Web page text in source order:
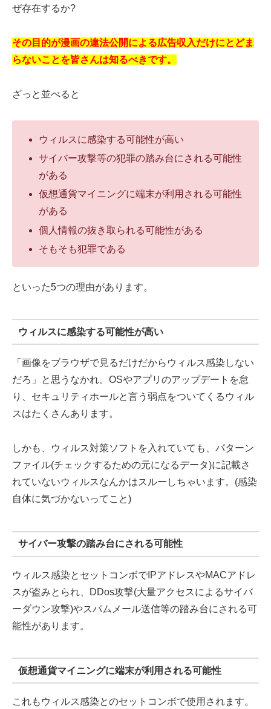
ぜ存在するか?
その目的が漫画の違法公開による広告収入だけにとどま
らないことを皆さんは知るべきです。
ざっと並べると
ウィルスに感染する可能性が高い
サイバー攻撃等の犯罪の踏み台にされる可能性
がある
仮想通貨マイニングに端末が利用される可能性
がある
個人情報の抜き取られる可能性がある
そもそも犯罪である
といった5つの理由があります。
ウィルスに感染する可能性が高い
「画像をブラウザで見るだけだからウィルス感染しない
だろ」と思うなかれ。OSやアプリのアップデートを怠
り、セキュリティホールと言う弱点をついてくるウィル
スはたくさんあります。
しかも、ウィルス対策ソフトを入れていても、パターン
ファイル(チェックするための元になるデータ)に記載さ
れていないウィルスなんかはスルーしちゃいます。(感染
自体に気づかないってこと)
サイバー攻撃の踏み台にされる可能性
ウィルス感染とセットコンボでIPアドレスやMACアドレ
スが盗みとられ、DDos攻撃(大量アクセスによるサイバ
ーダウン攻撃)やスパムメール送信等の踏み台にされる可
能性があります。
仮想通貨マイニングに端末が利用される可能性
これもウィルス感染とのセットコンボで使用されます。